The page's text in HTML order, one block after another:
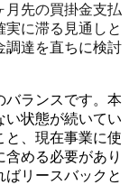
月先の買掛金支払
実に滞る見通しと
調達を直ちに検討
バランスです。本
い状態が続いてい
と、現在事業に使
める必要があり
ばリースバックと